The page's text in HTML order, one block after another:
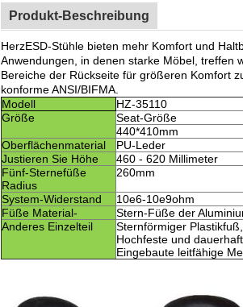
Produkt-Beschreibung
HerzESD-Stühle bieten mehr Komfort und
Anwendungen, in denen starke Möbel, treffen
Bereiche der Rückseite für größeren Komfort
konforme ANSI/BIFMA.
Modell
HZ-35110
Größe
Seat-Größe
440*410mm
Oberflächenmaterial
PU-Leder
Justieren Sie Höhe
460 - 620 Millimeter
Fünf-Sternefüße
Radius
260mm
System-Widerstand
10e6-10e9ohm
Füße Material-
Stern-Füße der
Anderes Einzelteil
Sternförmiger
Hochfeste und
Eingebaute leitfähige